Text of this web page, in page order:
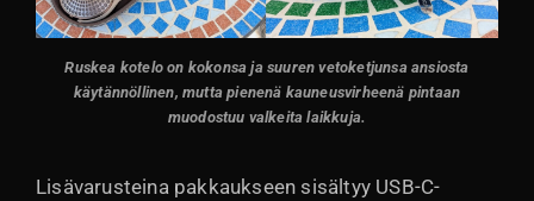
Ruskea kotelo on kokonsa ja suuren vetoketjunsa ansiosta
käytännöllinen, mutta pienenä kauneusvirheenä pintaan
muodostuu valkeita laikkuja.
Lisävarusteina pakkaukseen sisältyy USB-C-